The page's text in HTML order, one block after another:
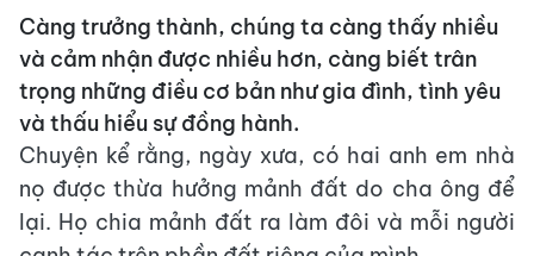
Càng trưởng thành, chúng ta càng thấy nhiều
và cảm nhận được nhiều hơn, càng biết trân
trọng những điều cơ bản như gia đình, tình yêu
và thấu hiểu sự đồng hành.
Chuyện kể rằng, ngày xưa, có hai anh em nhà
nọ được thừa hưởng mảnh đất do cha ông để
lại. Họ chia mảnh đất ra làm đôi và mỗi người